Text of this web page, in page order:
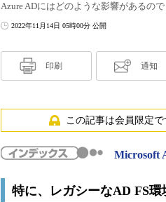
Azure ADにはどのような影響があるので
2022年11月14日 05時00分 公開
印刷 通知
この記事は会員限定で
Microsoft
特に、レガシーなAD FS